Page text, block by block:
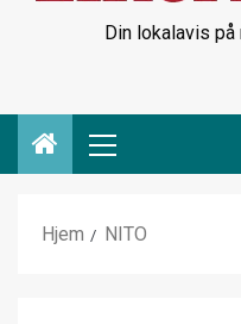
Din lokalavis
Hjem NITO